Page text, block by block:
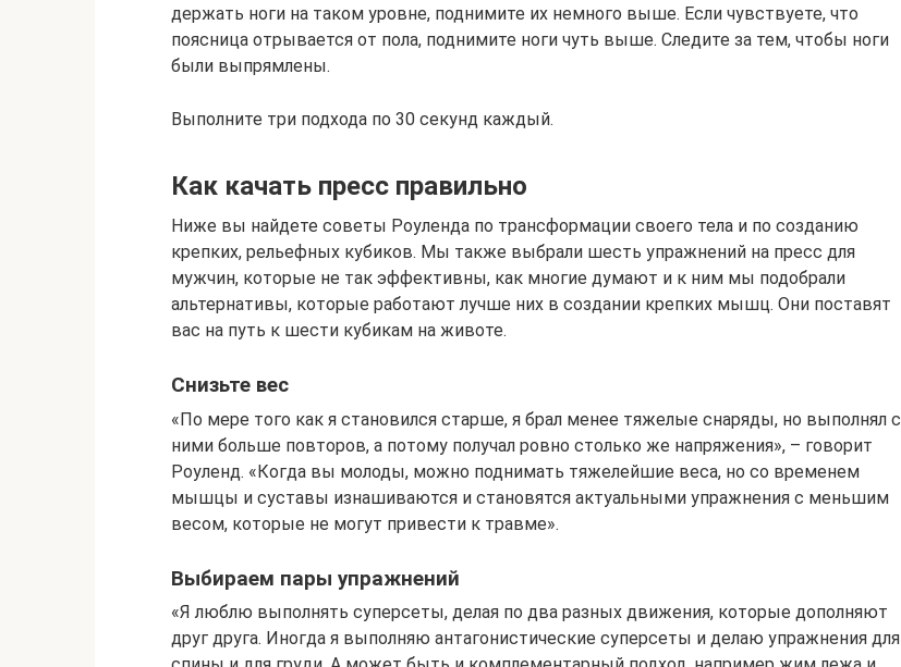
держать ноги на таком уровне, поднимите их немного выше. Если чувствуете, что
поясница отрывается от пола, поднимите ноги чуть выше. Следите за тем, чтобы ноги
были выпрямлены.
Выполните три подхода по 30 секунд каждый.
Как качать пресс правильно
Ниже вы найдете советы Роуленда по трансформации своего тела и по созданию
крепких, рельефных кубиков. Мы также выбрали шесть упражнений на пресс для
мужчин, которые не так эффективны, как многие думают и к ним мы подобрали
альтернативы, которые работают лучше них в создании крепких мышц. Они поставят
вас на путь к шести кубикам на животе.
Снизьте вес
«По мере того как я становился старше, я брал менее тяжелые снаряды, но выполнял с
ними больше повторов, а потому получал ровно столько же напряжения», – говорит
Роуленд. «Когда вы молоды, можно поднимать тяжелейшие веса, но со временем
мышцы и суставы изнашиваются и становятся актуальными упражнения с меньшим
весом, которые не могут привести к травме».
Выбираем пары упражнений
«Я люблю выполнять суперсеты, делая по два разных движения, которые дополняют
друг друга. Иногда я выполняю антагонистические суперсеты и делаю упражнения для